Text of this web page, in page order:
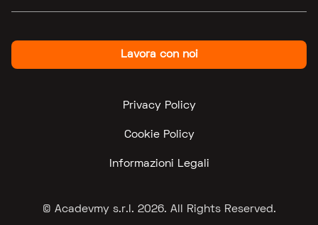
© Acadevmy s.r.l. 2026. All Rights Reserved.
Lavora con noi
Privacy Policy
Cookie Policy
Informazioni Legali